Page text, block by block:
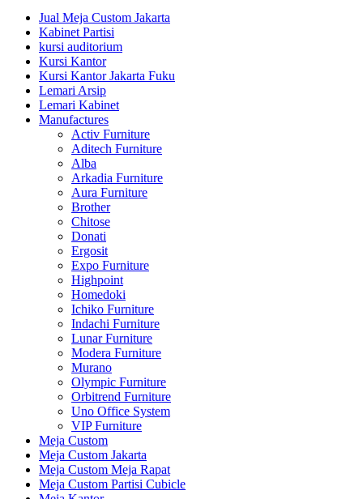
Jual Meja Custom Jakarta
Kabinet Partisi
kursi auditorium
Kursi Kantor
Kursi Kantor Jakarta Fuku
Lemari Arsip
Lemari Kabinet
Manufactures
Activ Furniture
Aditech Furniture
Alba
Arkadia Furniture
Aura Furniture
Brother
Chitose
Donati
Ergosit
Expo Furniture
Highpoint
Homedoki
Ichiko Furniture
Indachi Furniture
Lunar Furniture
Modera Furniture
Murano
Olympic Furniture
Orbitrend Furniture
Uno Office System
VIP Furniture
Meja Custom
Meja Custom Jakarta
Meja Custom Meja Rapat
Meja Custom Partisi Cubicle